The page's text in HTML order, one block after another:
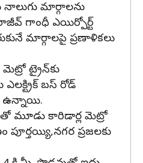
మార్గాలను
గాంధీ ఎయిర్పోర్ట్
మార్గాలపై ప్రణాళికలు
ట్రైన్‌కు
బస్ రోడ్
ఉన్నాయి.
మూడు కారిడార్ల మెట్రో
ప్రజలకు